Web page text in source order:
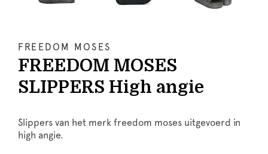
FREEDOM MOSES
FREEDOM MOSES
SLIPPERS High angie
Slippers van het merk freedom moses uitgevoerd in
high angie.